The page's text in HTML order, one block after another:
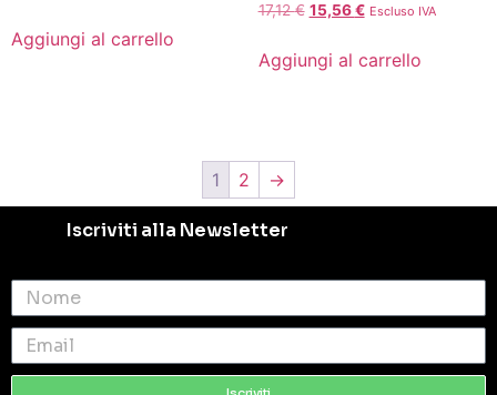
Aggiungi al carrello
17,12€ 15,56€ Escluso IVA
Aggiungi al carrello
1 2 →
Iscriviti alla Newsletter